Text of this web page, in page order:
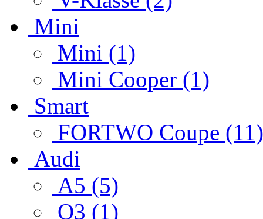
Mini
Mini (1)
Mini Cooper (1)
Smart
FORTWO Coupe (11)
Audi
A5 (5)
Q3 (1)